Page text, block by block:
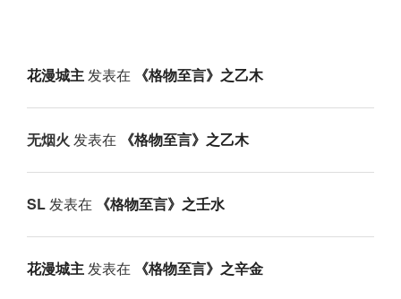
花漫城主发表在 《格物至言》之乙木
无烟火 发表在 《格物至言》之乙木
SL发表在 《格物至言》之壬水
花漫城主发表在 《格物至言》之辛金